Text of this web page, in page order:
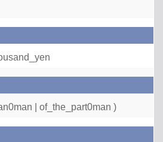
| of_the_part0man )